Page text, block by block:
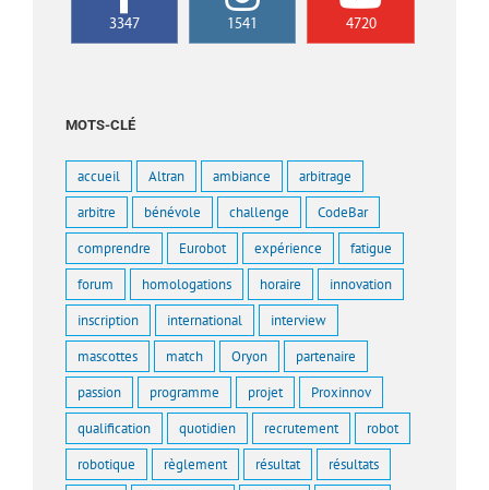
3347 1541 4720
MOTS-CLÉ
accueil Altran ambiance arbitrage
arbitre bénévole challenge CodeBar
comprendre Eurobot expérience fatigue
forum homologations horaire innovation
inscription international interview
mascottes match Oryon partenaire
passion programme projet Proxinnov
qualification quotidien recrutement robot
robotique règlement résultat résultats